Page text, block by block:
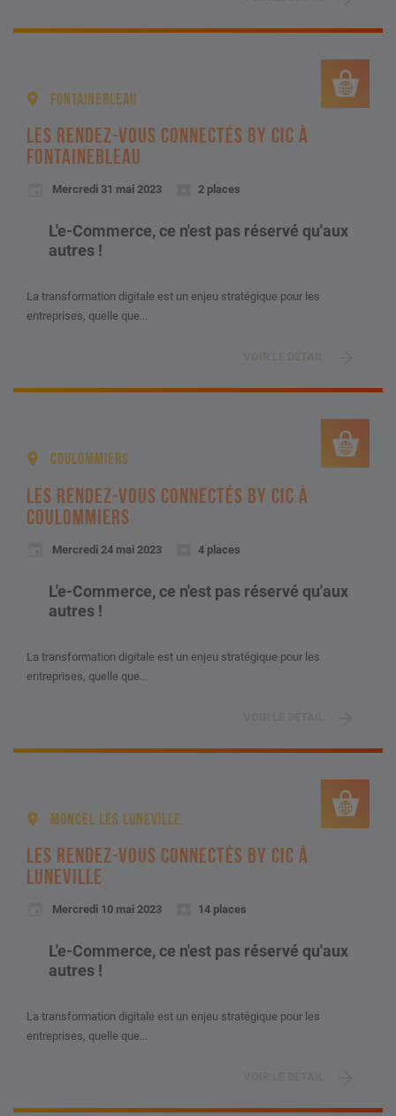
FONTAINEBLEAU
LES RENDEZ-VOUS CONNECTÉS BY CIC À
FONTAINEBLEAU
Mercredi 31 mai 2023 2 places
L'e-Commerce, ce n'est pas réservé qu'aux
autres !
La transformation digitale est un enjeu stratégique pour les
entreprises, quelle que...
COULOMMIERS
LES RENDEZ-VOUS CONNECTÉS BY CIC À
COULOMMIERS
Mercredi 24 mai 2023 4 places
L'e-Commerce, ce n'est pas réservé qu'aux
autres !
La transformation digitale est un enjeu stratégique pour les
entreprises, quelle que...
MONCEL LES LUNEVILLE
LES RENDEZ-VOUS CONNECTÉS BY CIC À
LUNEVILLE
Mercredi 10 mai 2023 14 places
L'e-Commerce, ce n'est pas réservé qu'aux
autres !
La transformation digitale est un enjeu stratégique pour les
entreprises, quelle que...